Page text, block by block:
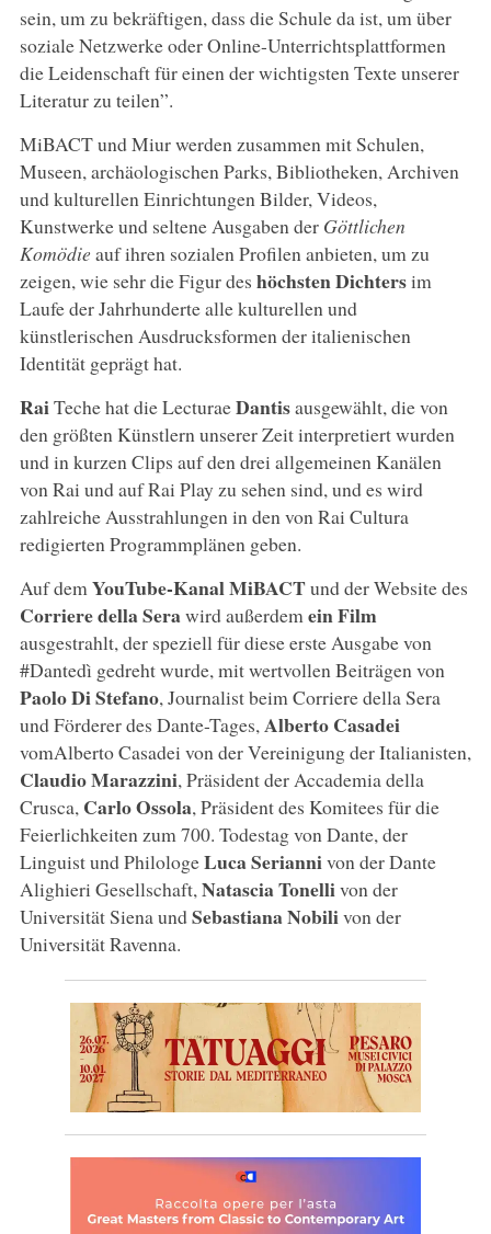
sein, um zu bekräftigen, dass die Schule da ist, um über
soziale Netzwerke oder Online-Unterrichtsplattformen
die Leidenschaft für einen der wichtigsten Texte unserer
Literatur zu teilen”.
MiBACT und Miur werden zusammen mit Schulen,
Museen, archäologischen Parks, Bibliotheken, Archiven
und kulturellen Einrichtungen Bilder, Videos,
Kunstwerke und seltene Ausgaben der Göttlichen
Komödieauf ihren sozialen Profilen anbieten, um zu
zeigen, wie sehr die Figur des höchsten Dichtersim
Laufe der Jahrhunderte alle kulturellen und
künstlerischen Ausdrucksformen der italienischen
Identität geprägt hat.
RaiTeche hat die LecturaeDantisausgewählt, die von
den größten Künstlern unserer Zeit interpretiert wurden
und in kurzen Clips auf den drei allgemeinen Kanälen
von Rai und auf Rai Play zu sehen sind, und es wird
zahlreiche Ausstrahlungen in den von Rai Cultura
redigierten Programmplänen geben.
Auf dem YouTube-Kanal MiBACTund der Website des
Corriere della Serawird außerdem ein Film
ausgestrahlt, der speziell für diese erste Ausgabe von
#Dantedì gedreht wurde, mit wertvollen Beiträgen von
Paolo Di Stefano, Journalist beim Corriere della Sera
und Förderer des Dante-Tages, Alberto Casadei
vomAlberto Casadei von der Vereinigung der Italianisten,
Claudio Marazzini, Präsident der Accademia della
Crusca, Carlo Ossola, Präsident des Komitees für die
Feierlichkeiten zum 700. Todestag von Dante, der
Linguist und PhilologeLuca Seriannivon der Dante
Alighieri Gesellschaft, Natascia Tonellivon der
Universität Siena undSebastiana Nobilivon der
Universität Ravenna.